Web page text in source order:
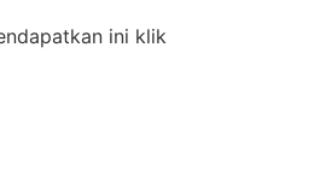
ini klik